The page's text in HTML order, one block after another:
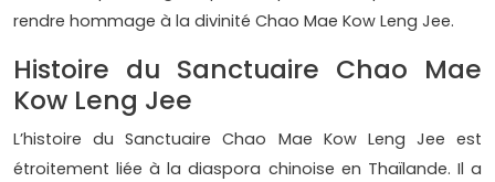
rendre hommage à la divinité Chao Mae Kow Leng Jee.
Histoire du Sanctuaire Chao Mae
Kow Leng Jee
L’histoire du Sanctuaire Chao Mae Kow Leng Jee est
étroitement liée à la diaspora chinoise en Thaïlande. Il a